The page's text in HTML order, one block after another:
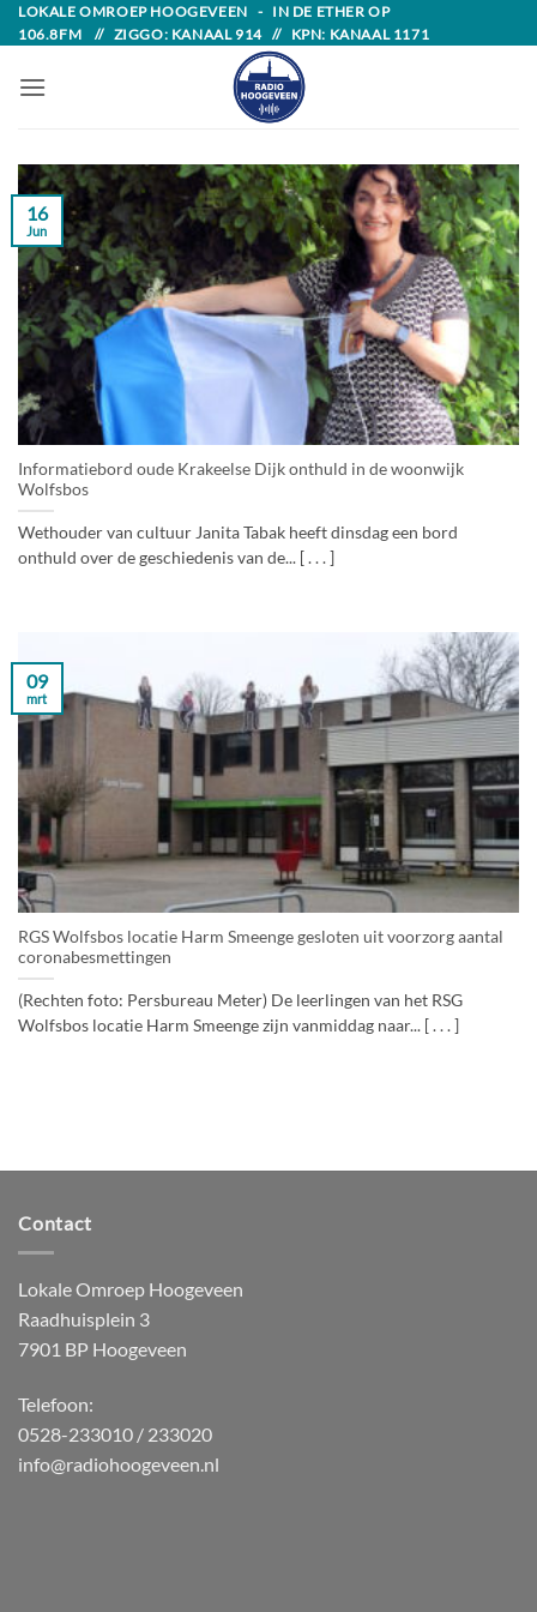
Skip
to
content
LOKALE OMROEP HOOGEVEEN - IN DE ETHER OP
106.8FM // ZIGGO: KANAAL 914 // KPN: KANAAL 1171
Informatiebord oude Krakeelse Dijk onthuld in de woonwijk
Wolfsbos
Wethouder van cultuur Janita Tabak heeft dinsdag een bord
onthuld over de geschiedenis van de... [ . . . ]
16
Jun
RGS Wolfsbos locatie Harm Smeenge gesloten uit voorzorg aantal
coronabesmettingen
(Rechten foto: Persbureau Meter) De leerlingen van het RSG
Wolfsbos locatie Harm Smeenge zijn vanmiddag naar... [ . . . ]
09
mrt
Contact
Lokale Omroep Hoogeveen
Raadhuisplein 3
7901 BP Hoogeveen
Telefoon:
0528-233010 / 233020
info@radiohoogeveen.nl